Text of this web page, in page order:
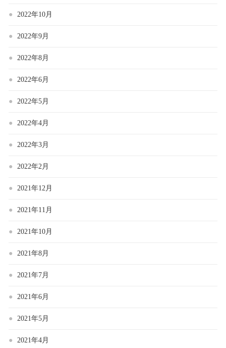
2022年10月
2022年9月
2022年8月
2022年6月
2022年5月
2022年4月
2022年3月
2022年2月
2021年12月
2021年11月
2021年10月
2021年8月
2021年7月
2021年6月
2021年5月
2021年4月